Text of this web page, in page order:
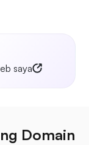
saya
Domain